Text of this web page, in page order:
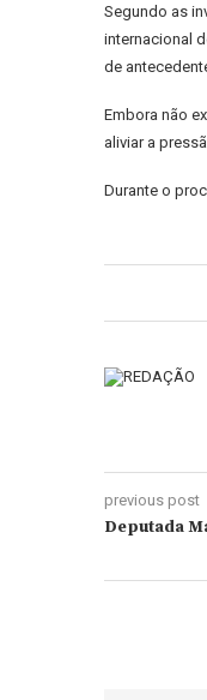
Segundo as
internacional
de
Embora não
aliviar a
Durante o
previous post
Deputada